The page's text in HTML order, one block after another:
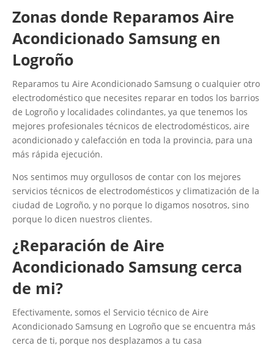
Zonas donde Reparamos Aire
Acondicionado Samsung en
Logroño
Reparamos tu Aire Acondicionado Samsung o cualquier otro
electrodoméstico que necesites reparar en todos los barrios
de Logroño y localidades colindantes, ya que tenemos los
mejores profesionales técnicos de electrodomésticos, aire
acondicionado y calefacción en toda la provincia, para una
más rápida ejecución.
Nos sentimos muy orgullosos de contar con los mejores
servicios técnicos de electrodomésticos y climatización de la
ciudad de Logroño, y no porque lo digamos nosotros, sino
porque lo dicen nuestros clientes.
¿Reparación de Aire
Acondicionado Samsung cerca
de mi?
Efectivamente, somos el Servicio técnico de Aire
Acondicionado Samsung en Logroño que se encuentra más
cerca de ti, porque nos desplazamos a tu casa